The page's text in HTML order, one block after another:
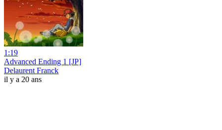
1:19
Advanced Ending 1 [JP]
Delaurent Franck
il y a 20 ans